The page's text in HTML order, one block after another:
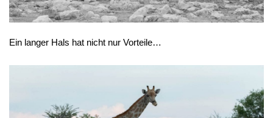
Ein langer Hals hat nicht nur Vorteile…